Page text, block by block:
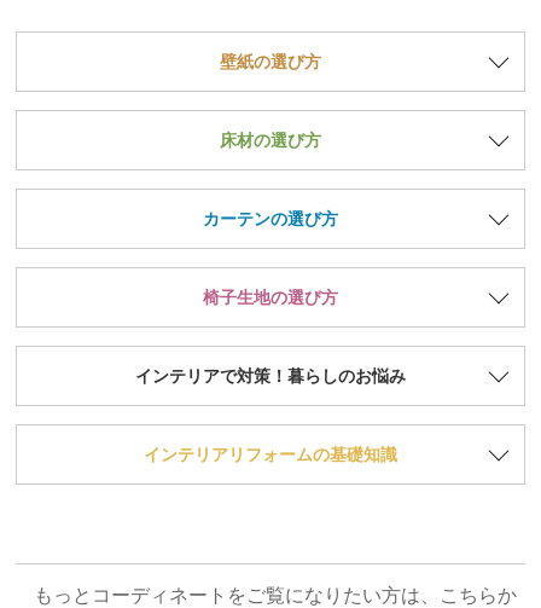
壁紙の選び方
床材の選び方
カーテンの選び方
椅子生地の選び方
インテリアで対策！暮らしのお悩み
インテリアリフォームの基礎知識
もっとコーディネートをご覧になりたい方は、こちらか